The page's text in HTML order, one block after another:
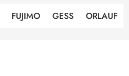
FUJIMO GESS ORLAUF